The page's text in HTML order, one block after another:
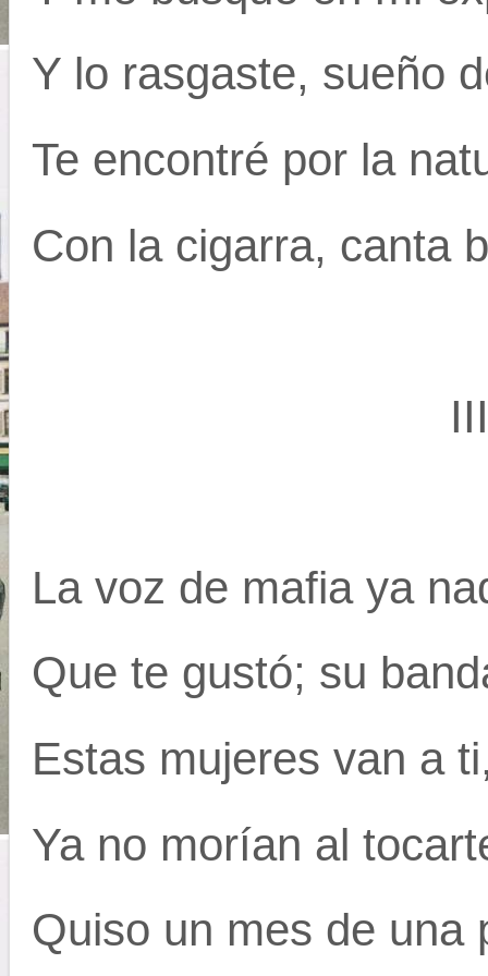
Y lo rasgaste, sueño
Te encontré por la
Con la cigarra, canta
III
La voz de mafia ya
Que te gustó; su
Estas mujeres van a
Ya no morían al
Quiso un mes de una